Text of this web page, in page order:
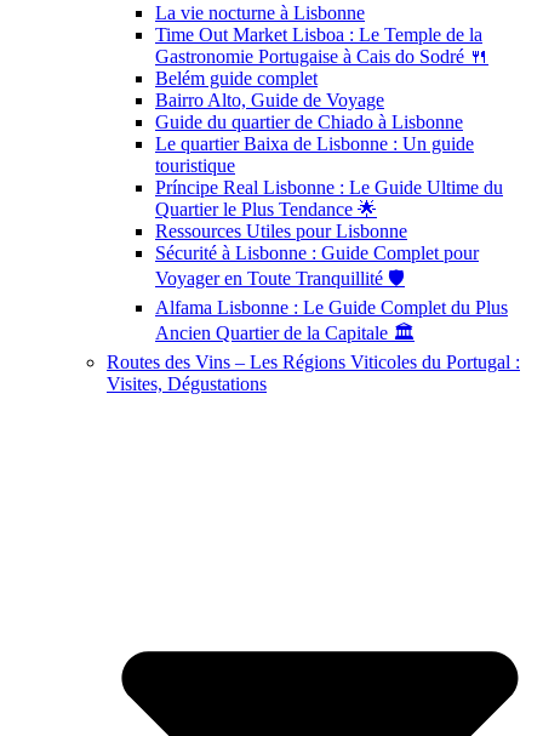
La vie nocturne à Lisbonne
Time Out Market Lisboa : Le Temple de la
Gastronomie Portugaise à Cais do Sodré 🍴
Belém guide complet
Bairro Alto, Guide de Voyage
Guide du quartier de Chiado à Lisbonne
Le quartier Baixa de Lisbonne : Un guide
touristique
Príncipe Real Lisbonne : Le Guide Ultime du
Quartier le Plus Tendance 🌟
Ressources Utiles pour Lisbonne
Sécurité à Lisbonne : Guide Complet pour
Voyager en Toute Tranquillité 🛡️
Alfama Lisbonne : Le Guide Complet du Plus
Ancien Quartier de la Capitale 🏛️
Routes des Vins – Les Régions Viticoles du Portugal :
Visites, Dégustations